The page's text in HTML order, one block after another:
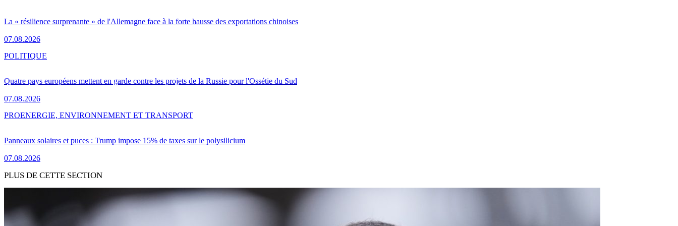
La « résilience surprenante » de l'Allemagne face à la forte hausse des exportations chinoises
07.08.2026
Quatre pays européens mettent en garde contre les projets de la Russie pour l'Ossétie du Sud
07.08.2026
POLITIQUE
Panneaux solaires et puces : Trump impose 15% de taxes sur le polysilicium
07.08.2026
PROENERGIE, ENVIRONNEMENT ET TRANSPORT
PLUS DE CETTE SECTION